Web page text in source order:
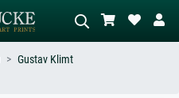
Gustav Klimt